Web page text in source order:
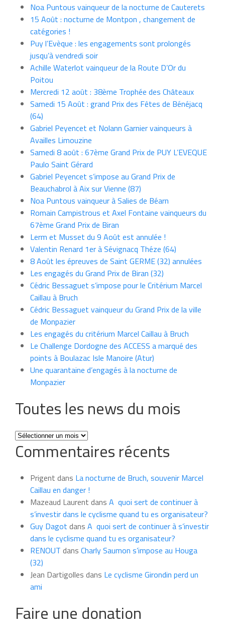
Noa Puntous vainqueur de la nocturne de Cauterets
15 Août : nocturne de Montpon , changement de
catégories !
Puy l’Evèque : les engagements sont prolongés
jusqu’à vendredi soir
Achille Waterlot vainqueur de la Route D’Or du
Poitou
Mercredi 12 août : 38ème Trophée des Châteaux
Samedi 15 Août : grand Prix des Fêtes de Bénéjacq
(64)
Gabriel Peyencet et Nolann Garnier vainqueurs à
Availles Limouzine
Samedi 8 août : 67ème Grand Prix de PUY L’EVEQUE
Paulo Saint Gérard
Gabriel Peyencet s’impose au Grand Prix de
Beauchabrol à Aix sur Vienne (87)
Noa Puntous vainqueur à Salies de Béarn
Romain Campistrous et Axel Fontaine vainqueurs du
67ème Grand Prix de Biran
Lerm et Musset du 9 Août est annulée !
Valentin Renard 1er à Sévignacq Théze (64)
8 Août les épreuves de Saint GERME (32) annulées
Les engagés du Grand Prix de Biran (32)
Cédric Bessaguet s’impose pour le Critérium Marcel
Caillau à Bruch
Cédric Bessaguet vainqueur du Grand Prix de la ville
de Monpazier
Les engagés du critérium Marcel Caillau à Bruch
Le Challenge Dordogne des ACCESS a marqué des
points à Boulazac Isle Manoire (Atur)
Une quarantaine d’engagés à la nocturne de
Monpazier
Toutes les news du mois
Toutes
les
news
mois
Commentaires récents
Prigent dans La nocturne de Bruch, souvenir Marcel
Caillau en danger !
Mazeaud Laurent dans A quoi sert de continuer à
s’investir dans le cyclisme quand tu es organisateur?
Guy Dagot dans A quoi sert de continuer à s’investir
dans le cyclisme quand tu es organisateur?
RENOUT dans Charly Saumon s’impose au Houga
(32)
Jean Dartigolles dans Le cyclisme Girondin perd un
ami
Faire une donation